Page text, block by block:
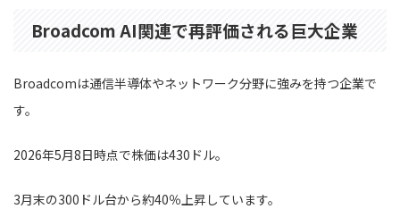
Broadcom AI関連で再評価される巨大企業
Broadcomは通信半導体やネットワーク分野に強みを持つ企業で
す。
2026年5月8日時点で株価は430ドル。
3月末の300ドル台から約40％上昇しています。